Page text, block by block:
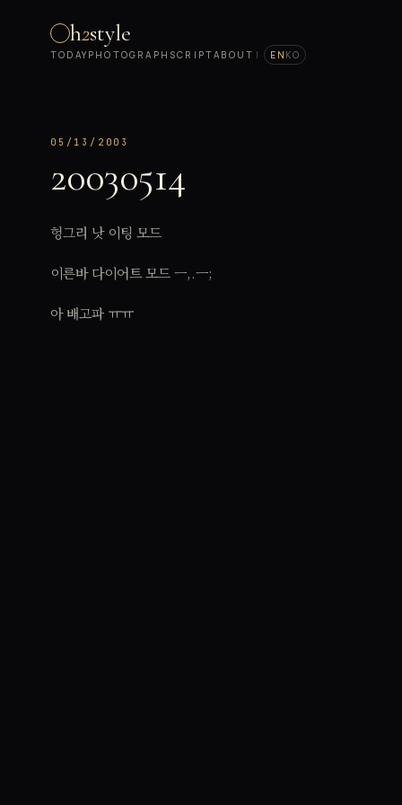
h2style
TODAY PHOTOGRAPH SCRIPTABOUT | EN KO
05/13/2003
20030514
헝그리 낫 이팅 모드
이른바 다이어트 모드 ㅡ,.ㅡ;
아 배고파 ㅠㅠ